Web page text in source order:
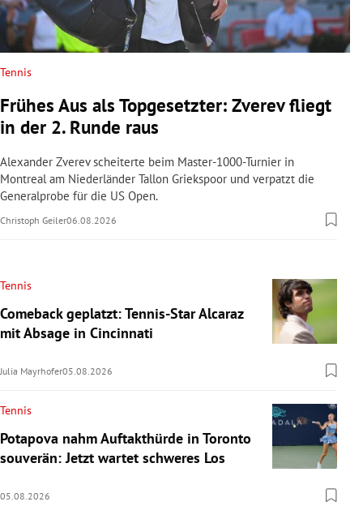
Tennis
Frühes Aus als Topgesetzter: Zverev fliegt
in der 2. Runde raus
Alexander Zverev scheiterte beim Master-1000-Turnier in
Montreal am Niederländer Tallon Griekspoor und verpatzt die
Generalprobe für die US Open.
Christoph Geiler06.08.2026
Tennis
Comeback geplatzt: Tennis-Star Alcaraz
mit Absage in Cincinnati
Julia Mayrhofer05.08.2026
Tennis
Potapova nahm Auftakthürde in Toronto
souverän: Jetzt wartet schweres Los
05.08.2026